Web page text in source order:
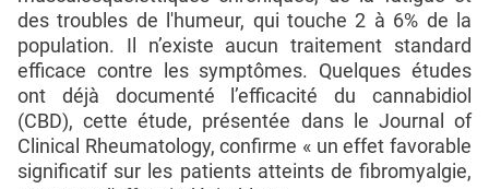
des troubles de l'humeur, qui touche 2 à 6% de la
population. Il n’existe aucun traitement standard
efficace contre les symptômes. Quelques études
ont déjà documenté l’efficacité du cannabidiol
(CBD), cette étude, présentée dans le Journal of
Clinical Rheumatology, confirme « un effet favorable
significatif sur les patients atteints de fibromyalgie,